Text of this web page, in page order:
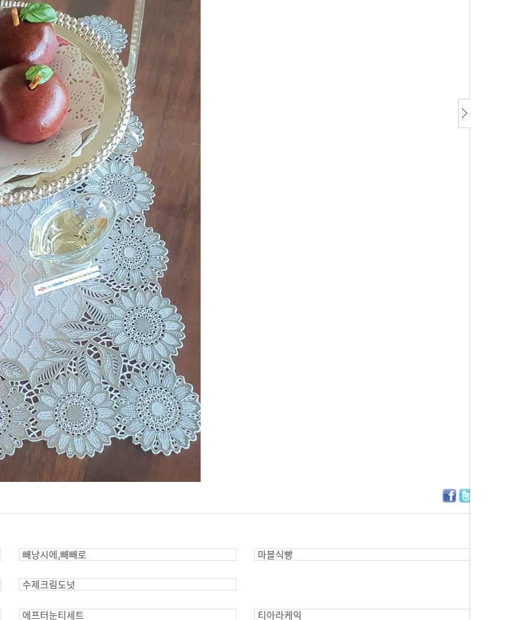
빼낭시에,빼빼로 마블식빵
수제크림도넛
에프터눈티세트 티아라케익